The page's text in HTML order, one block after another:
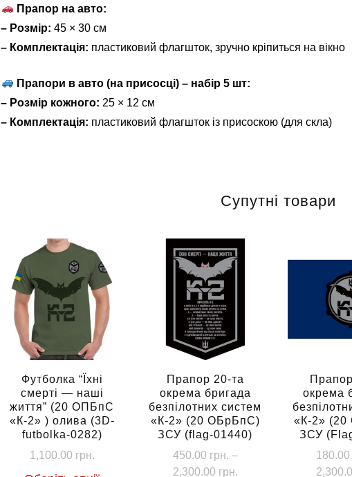
Прапор на авто:
– Розмір: 45 × 30 см
– Комплектація: пластиковий флагшток, зручно кріпиться на вікно
Прапори в авто (на присосці) – набір 5 шт:
– Розмір кожного: 25 × 12 см
– Комплектація: пластиковий флагшток із присоскою (для скла)
Супутні товари
Футболка “Їхні
смерті — наші
життя” (20 ОПБпС
«К-2» ) олива (3D-
futbolka-0282)
1,100.00 грн.
Прапор 20-та
окрема бригада
безпілотних систем
«К-2» (20 ОБрБпС)
ЗСУ (flag-01440)
450.00 грн. –
2,300.00 грн.
окрема
«К-2»
ЗСУ
180.00